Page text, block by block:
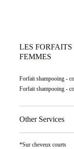
LES
FEMMES
Forfait shampooing -
Forfait shampooing -
Other Services
*Sur cheveux courts